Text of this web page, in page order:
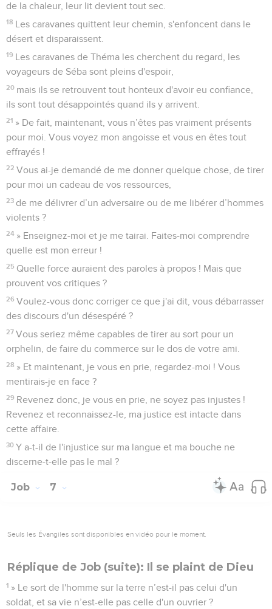
de la chaleur, leur lit devient tout sec.
18 Les caravanes quittent leur chemin, s'enfoncent dans le
désert et disparaissent.
19 Les caravanes de Théma les cherchent du regard, les
voyageurs de Séba sont pleins d'espoir,
20 mais ils se retrouvent tout honteux d'avoir eu confiance,
ils sont tout désappointés quand ils y arrivent.
21 » De fait, maintenant, vous n’êtes pas vraiment présents
pour moi. Vous voyez mon angoisse et vous en êtes tout
effrayés !
22 Vous ai-je demandé de me donner quelque chose, de tirer
pour moi un cadeau de vos ressources,
23 de me délivrer d’un adversaire ou de me libérer d’hommes
violents ?
24 » Enseignez-moi et je me tairai. Faites-moi comprendre
quelle est mon erreur !
25 Quelle force auraient des paroles à propos ! Mais que
prouvent vos critiques ?
26 Voulez-vous donc corriger ce que j'ai dit, vous débarrasser
des discours d'un désespéré ?
27 Vous seriez même capables de tirer au sort pour un
orphelin, de faire du commerce sur le dos de votre ami.
28 » Et maintenant, je vous en prie, regardez-moi ! Vous
mentirais-je en face ?
29 Revenez donc, je vous en prie, ne soyez pas injustes !
Revenez et reconnaissez-le, ma justice est intacte dans
cette affaire.
30 Y a-t-il de l'injustice sur ma langue et ma bouche ne
discerne-t-elle pas le mal ?
Job 7
Seuls les Évangiles sont disponibles en vidéo pour le moment.
Réplique de Job (suite): Il se plaint de Dieu
1 » Le sort de l'homme sur la terre n’est-il pas celui d'un
soldat, et sa vie n’est-elle pas celle d'un ouvrier ?